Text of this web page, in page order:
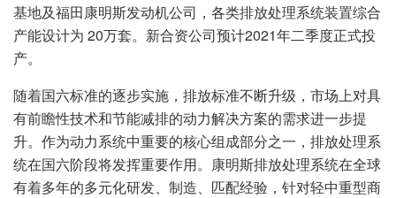
基地及福田康明斯发动机公司，各类排放处理系统装置综合
产能设计为 20万套。新合资公司预计2021年二季度正式投
产。
随着国六标准的逐步实施，排放标准不断升级，市场上对具
有前瞻性技术和节能减排的动力解决方案的需求进一步提
升。作为动力系统中重要的核心组成部分之一，排放处理系
统在国六阶段将发挥重要作用。康明斯排放处理系统在全球
有着多年的多元化研发、制造、匹配经验，针对轻中重型商